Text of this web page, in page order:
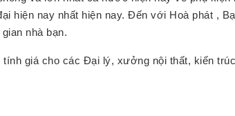
hiện nay nhất hiện nay. Đến với Hoà phát ,
nhà bạn.
giá cho các Đại lý, xưởng nội thất, kiến